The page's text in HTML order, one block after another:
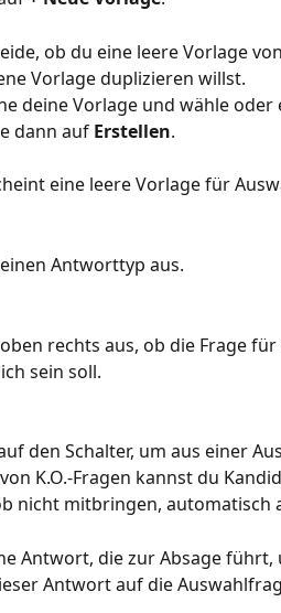
ob du eine leere Vorlage
Vorlage duplizieren willst.
deine Vorlage und wähle
dann auf Erstellen.
eine leere Vorlage für
Antworttyp aus.
rechts aus, ob die Frage
sein soll.
den Schalter, um aus einer
K.O.-Fragen kannst du
nicht mitbringen, automatisch
Antwort, die zur Absage
Antwort auf die